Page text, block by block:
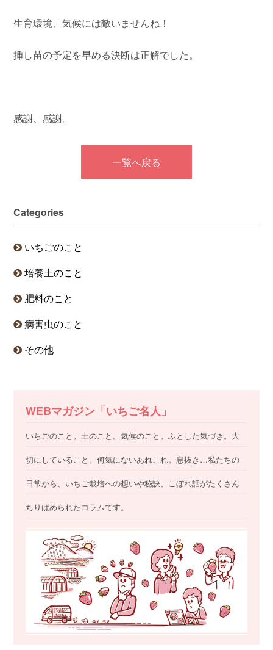
生育環境、気候には敵いませんね！
挿し苗の予定を早める決断は正解でした。
感謝、感謝。
一覧へ戻る
Categories
いちごのこと
培養土のこと
肥料のこと
病害虫のこと
その他
WEBマガジン「いちご名人」
いちごのこと。土のこと。気候のこと。ふとした気づき。大
切にしていること。何気にないあれこれ。息抜き…私たちの
日常から、いちご栽培への想いや秘訣、こぼれ話がたくさん
ちりばめられたコラムです。